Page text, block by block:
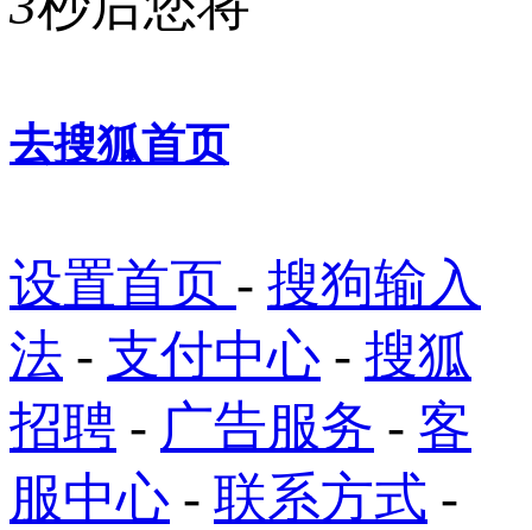
去搜狐首页
设置首页 - 搜狗输入
法 - 支付中心 - 搜狐
招聘 - 广告服务 - 客
服中心 - 联系方式 -